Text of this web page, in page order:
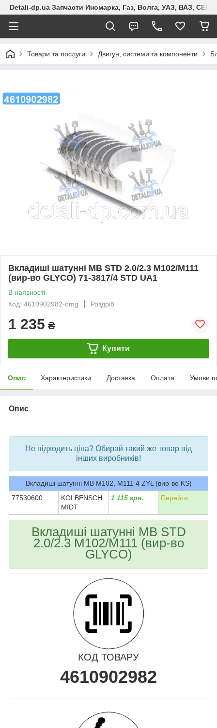
Detali-dp.ua Запчасти Иномарка, Газ, Волга, УАЗ, ВАЗ,
Товари та послуги Двигун, системи та компоненти
Вкладиші шатунні MB STD 2.0/2.3 M102/M111
(вир-во GLYCO) 71-3817/4 STD UA1
В наявності
Код: 4610902982-omg
Роздріб
1 235 ₴
Купити
Опис Характеристики Доставка Оплата Умови
Опис
Не підходить ціна? Обирай такий же товар від
інших виробників!
Вкладиші шатунні MB M102, M111 4 ZYL (вир-во KS)
77530600
KOLBENSCH
MIDT
1 115 грн. Перейти
Вкладиші шатунні MB STD
2.0/2.3 M102/M111 (вир-во
GLYCO)
КОД ТОВАРУ
4610902982